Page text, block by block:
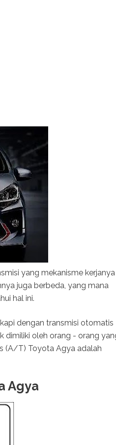
yang mekanisme kerjanya
juga berbeda, yang mana
hal ini.
dengan transmisi otomatis
dimiliki oleh orang - orang
(A/T) Toyota Agya adalah
Agya